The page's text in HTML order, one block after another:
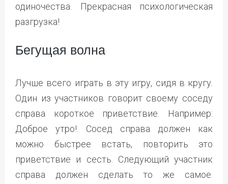
одиночества. Прекрасная психологическая
разгрузка!
Бегущая волна
Лучше всего играть в эту игру, сидя в кругу.
Один из участников говорит своему соседу
справа короткое приветствие. Например:
Доброе утро!. Сосед справа должен как
можно быстрее встать, повторить это
приветствие и сесть. Следующий участник
справа должен сделать то же самое.